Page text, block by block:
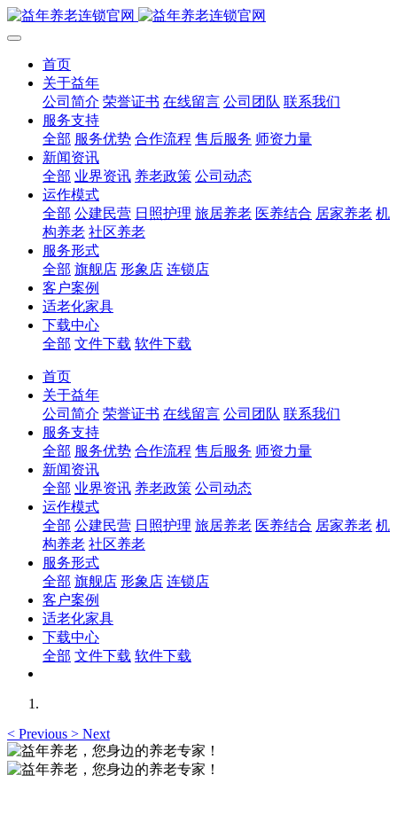
首页
关于益年
公司简介 荣誉证书 在线留言 公司团队 联系我们
服务支持
全部 服务优势 合作流程 售后服务 师资力量
新闻资讯
全部 业界资讯 养老政策 公司动态
运作模式
全部 公建民营 日照护理 旅居养老 医养结合 居家养老 机
构养老 社区养老
服务形式
全部 旗舰店 形象店 连锁店
客户案例
适老化家具
下载中心
全部 文件下载 软件下载
首页
关于益年
公司简介 荣誉证书 在线留言 公司团队 联系我们
服务支持
全部 服务优势 合作流程 售后服务 师资力量
新闻资讯
全部 业界资讯 养老政策 公司动态
运作模式
全部 公建民营 日照护理 旅居养老 医养结合 居家养老 机
构养老 社区养老
服务形式
全部 旗舰店 形象店 连锁店
客户案例
适老化家具
下载中心
全部 文件下载 软件下载
< Previous > Next